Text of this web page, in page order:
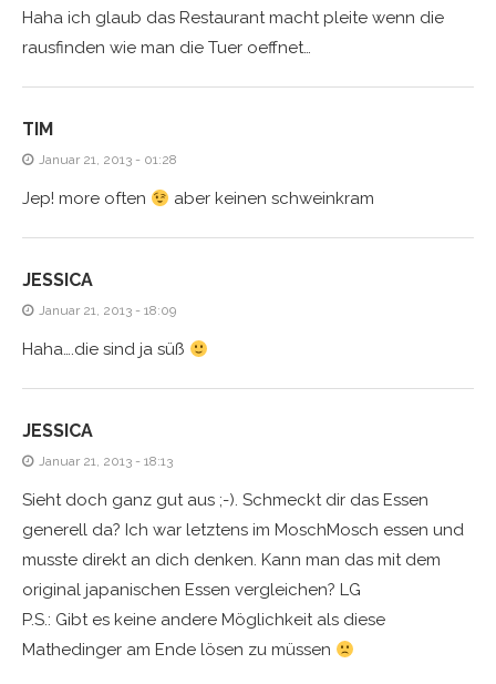
Haha ich glaub das Restaurant macht pleite wenn die
rausfinden wie man die Tuer oeffnet…
TIM
Januar 21, 2013 - 01:28
Jep! more often aber keinen schweinkram
JESSICA
Januar 21, 2013 - 18:09
Haha….die sind ja süß
JESSICA
Januar 21, 2013 - 18:13
Sieht doch ganz gut aus ;-). Schmeckt dir das Essen
generell da? Ich war letztens im MoschMosch essen und
musste direkt an dich denken. Kann man das mit dem
original japanischen Essen vergleichen? LG
P.S.: Gibt es keine andere Möglichkeit als diese
Mathedinger am Ende lösen zu müssen